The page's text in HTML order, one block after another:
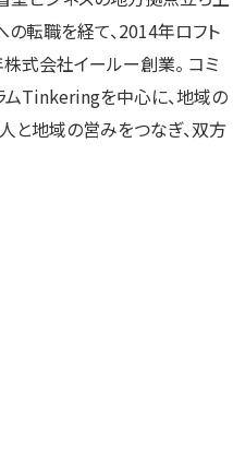
の転職を経て、2014年ロフト
式会社イールー創業。 コミ
ムTinkeringを中心に、地域の
と地域の営みをつなぎ、双方